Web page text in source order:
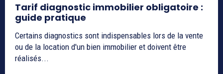
Tarif diagnostic immobilier obligatoire :
guide pratique
Certains diagnostics sont indispensables lors de la vente
ou de la location d'un bien immobilier et doivent être
réalisés...